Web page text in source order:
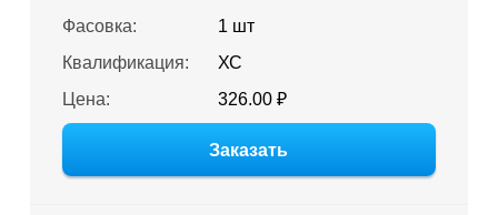
Фасовка:
1 шт
Квалификация:
ХС
Цена:
326.00 ₽
Заказать